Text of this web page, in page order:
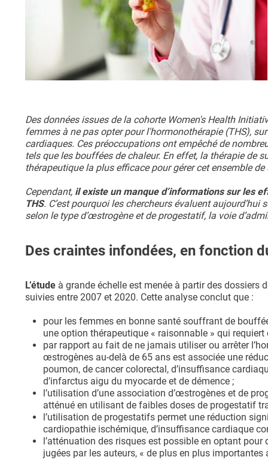
Des données issues de la cohorte Women's Health
femmes à ne pas opter pour l'hormonothérapie (THS),
cardiaques. Ces préoccupations ont empêché de
tels que les bouffées de chaleur. En effet, la thérapie de
thérapeutique la plus efficace pour gérer cet ensemble
Cependant, il existe un manque d’informations sur les
THS. C’est pourquoi les chercheurs évaluent
selon le type d’œstrogène et de progestatif, la voie
Des craintes infondées, en fonction
L’étude à grande échelle est menée à partir des dossiers
suivies entre 2007 et 2020. Cette analyse conclut que :
pour les femmes en bonne santé souffrant de
une option thérapeutique « raisonnable » qui
par rapport au fait de ne jamais utiliser ou arrêter
œstrogènes au-delà de 65 ans est associée une
poumon, de cancer colorectal, d’insuffisance
d’infarctus aigu du myocarde et de démence ;
l’utilisation d’une association d’œstrogènes et de
atténué en utilisant de faibles doses de progestatif
l’utilisation de progestatifs permet une réduction
cardiopathie ischémique, d’insuffisance cardiaque
l’atténuation des risques est possible en optant
jugées par les auteurs, « de plus en plus